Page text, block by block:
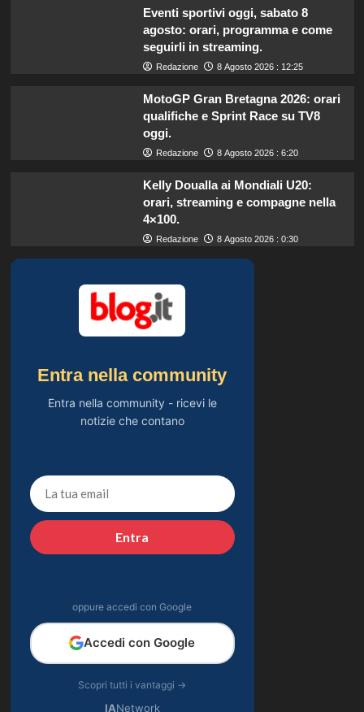
Eventi sportivi oggi, sabato 8
agosto: orari, programma e come
seguirli in streaming.
Redazione 8 Agosto 2026 : 12:25
MotoGP Gran Bretagna 2026: orari
qualifiche e Sprint Race su TV8
oggi.
Redazione 8 Agosto 2026 : 6:20
Kelly Doualla ai Mondiali U20:
orari, streaming e compagne nella
4×100.
Redazione 8 Agosto 2026 : 0:30
Entra nella community
Entra nella community - ricevi le
notizie che contano
Entra
oppure accedi con Google
Accedi con Google
Scopri tutti i vantaggi →
IANetwork